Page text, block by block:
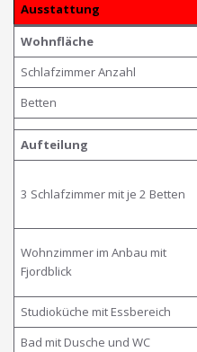
Ausstattung
Wohnfläche
Schlafzimmer Anzahl
Betten
Aufteilung
3 Schlafzimmer mit je 2 Betten
Wohnzimmer im Anbau mit
Fjordblick
Studioküche mit Essbereich
Bad mit Dusche und WC